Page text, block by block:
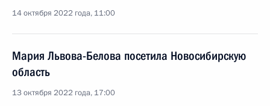
14 октября 2022 года, 11:00
Мария Львова-Белова посетила Новосибирскую
область
13 октября 2022 года, 17:00